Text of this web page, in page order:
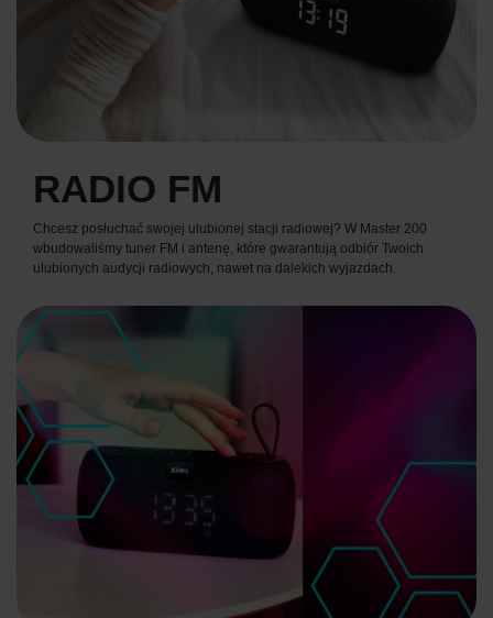
RADIO FM
Chcesz posłuchać swojej ulubionej stacji radiowej? W Master 200
wbudowaliśmy tuner FM i antenę, które gwarantują odbiór Twoich
ulubionych audycji radiowych, nawet na dalekich wyjazdach.